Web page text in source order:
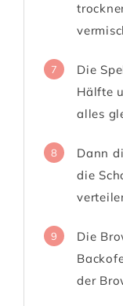
7
Die
Hälfte
alles
8
Dann
die
9
Die
der